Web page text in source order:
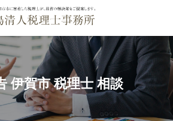
伊賀市 税理士 相談